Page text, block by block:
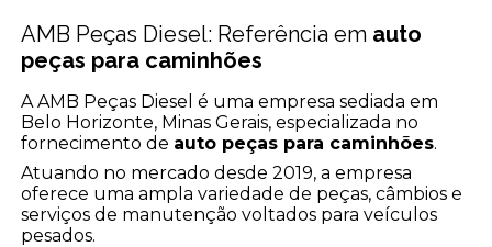
AMB Peças Diesel: Referência em auto
peças para caminhões
A AMB Peças Diesel é uma empresa sediada em
Belo Horizonte, Minas Gerais, especializada no
fornecimento de auto peças para caminhões.
Atuando no mercado desde 2019, a empresa
oferece uma ampla variedade de peças, câmbios e
serviços de manutenção voltados para veículos
pesados.